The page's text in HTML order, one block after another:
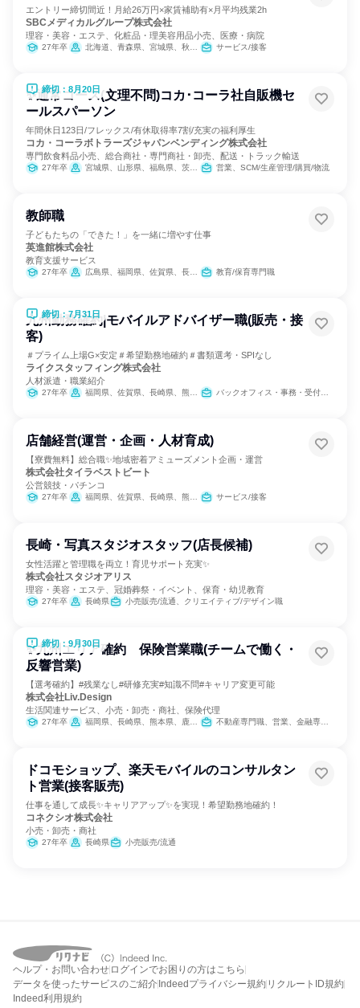
エントリー締切間近！月給26万円×家賃補助有×月平均残業2h
SBCメディカルグループ株式会社
理容・美容・エステ、化粧品・理美容用品小売、医療・病院
27年卒 北海道、青森県、宮城県、秋田県、山形県、福島県、富山県、石川県、福井県、長野県、静岡県、広島県、山口県、愛媛県、高知県、長崎県、熊本県、大分県、宮崎県、鹿児島県、沖縄県 サービス/接客
締切：8月20日
✨通常コース(文理不問)コカ･コーラ社自販機セ
ールスパーソン
年間休日123日/フレックス/有休取得率7割/充実の福利厚生
コカ・コーラボトラーズジャパンベンディング株式会社
専門飲食料品小売、総合商社・専門商社・卸売、配送・トラック輸送
27年卒 宮城県、山形県、福島県、茨城県、栃木県、群馬県、埼玉県、千葉県、東京都、神奈川県、新潟県、山梨県、岐阜県、静岡県、愛知県、三重県、滋賀県、京都府、大阪府、兵庫県、奈良県、和歌山県、鳥取県、島根県、岡山県、広島県、山口県、徳島県、香川県、愛媛県、高知県、福岡県、佐賀県、長崎県、熊本県、大分県、宮崎県、鹿児島県 営業、SCM/生産管理/購買/物流
教師職
子どもたちの「できた！」を一緒に増やす仕事
英進館株式会社
教育支援サービス
27年卒 広島県、福岡県、佐賀県、長崎県、熊本県、大分県、宮崎県、鹿児島県 教育/保育専門職
締切：7月31日
九州勤務確約|モバイルアドバイザー職(販売・接
客)
＃プライム上場G×安定＃希望勤務地確約＃書類選考・SPIなし
ライクスタッフィング株式会社
人材派遣・職業紹介
27年卒 福岡県、佐賀県、長崎県、熊本県、大分県、宮崎県、鹿児島県 バックオフィス・事務・受付、IT、営業、サービス/接客、小売販売/流通、医療/福祉専門職、SCM/生産管理/購買/物流、人事、広報/IR、建築/土木/プラント専門職、カスタマーサポート/コールセンター
店舗経営(運営・企画・人材育成)
【寮費無料】総合職✨地域密着アミューズメント企画・運営
株式会社タイラベストビート
公営競技・パチンコ
27年卒 福岡県、佐賀県、長崎県、熊本県、大分県、宮崎県、鹿児島県 サービス/接客
長崎・写真スタジオスタッフ(店長候補)
女性活躍と管理職を両立！育児サポート充実✨
株式会社スタジオアリス
理容・美容・エステ、冠婚葬祭・イベント、保育・幼児教育
27年卒 長崎県 小売販売/流通、クリエイティブ/デザイン職
締切：9月30日
✨九州エリア確約 保険営業職(チームで働く・
反響営業)
【選考確約】#残業なし#研修充実#知識不問#キャリア変更可能
株式会社Liv.Design
生活関連サービス、小売・卸売・商社、保険代理
27年卒 福岡県、長崎県、熊本県、鹿児島県 不動産専門職、営業、金融専門職、サービス/接客、小売販売/流通、経営/事業企画、広報/IR、マーケティング・広告・宣伝、カスタマーサポート/コールセンター
ドコモショップ、楽天モバイルのコンサルタン
ト営業(接客販売)
仕事を通して成長✨キャリアアップ✨を実現！希望勤務地確約！
コネクシオ株式会社
小売・卸売・商社
27年卒 長崎県 小売販売/流通
ヘルプ・お問い合わせ ログインでお困りの方はこちら
データを使ったサービスのご紹介 Indeedプライバシー規約 リクルートID規約
Indeed利用規約